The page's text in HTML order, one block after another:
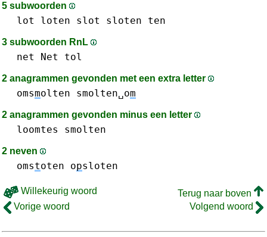
5 subwoorden
lot loten slot sloten ten
3 subwoorden RnL
net Net tol
2 anagrammen gevonden met een extra letter
omsmolten smolten␣om
2 anagrammen gevonden minus een letter
loomtes smolten
2 neven
omstoten opsloten
Willekeurig woord
Terug naar boven
Vorige woord
Volgend woord